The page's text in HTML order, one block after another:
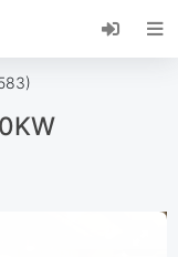
adicione-a